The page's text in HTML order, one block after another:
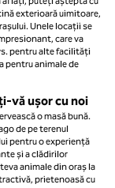
exterioară uimitoare,
Unele locații se
care va
pentru alte facilități
pentru animale de
vă ușor cu noi
o masă bună.
de pe terenul
pentru o experiență
și a clădirilor
animale din oraș la
prietenoasă cu